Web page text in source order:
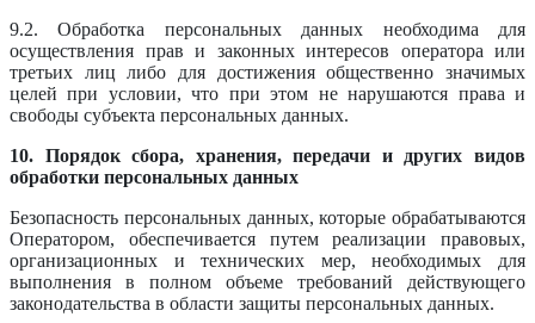
9.2. Обработка персональных данных необходима для
осуществления прав и законных интересов оператора или
третьих лиц либо для достижения общественно значимых
целей при условии, что при этом не нарушаются права и
свободы субъекта персональных данных.
10. Порядок сбора, хранения, передачи и других видов
обработки персональных данных
Безопасность персональных данных, которые обрабатываются
Оператором, обеспечивается путем реализации правовых,
организационных и технических мер, необходимых для
выполнения в полном объеме требований действующего
законодательства в области защиты персональных данных.